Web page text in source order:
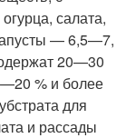
салата,
— 6,5—7,
20—30
% и более
для
и рассады